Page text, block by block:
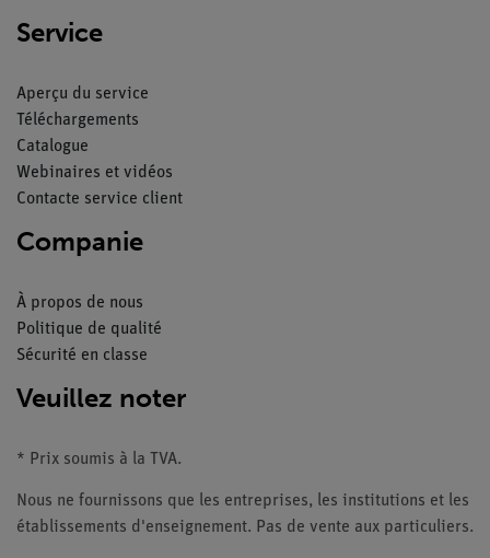
Service
Aperçu du service
Téléchargements
Catalogue
Webinaires et vidéos
Contacte service client
Companie
À propos de nous
Politique de qualité
Sécurité en classe
Veuillez noter
* Prix soumis à la TVA.
Nous ne fournissons que les entreprises, les institutions et les
établissements d'enseignement. Pas de vente aux particuliers.